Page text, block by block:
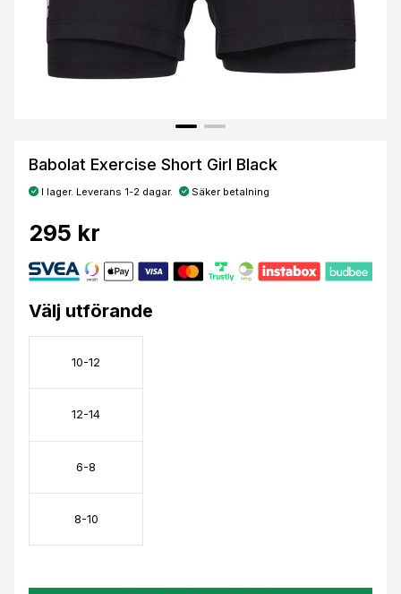
Babolat Exercise Short Girl Black
I lager. Leverans 1-2 dagar. Säker betalning
295 kr
Välj utförande
10-12
12-14
6-8
8-10